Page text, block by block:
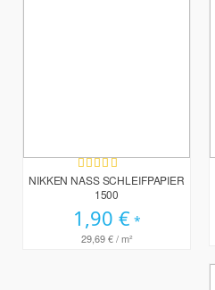
Bewertung:
100%
NIKKEN NASS SCHLEIFPAPIER
1500
1,90 €
29,69 €/ m²